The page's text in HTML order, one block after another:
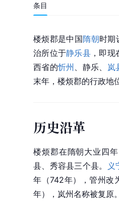
条目
楼烦郡是中国隋朝时期
治所位于静乐县 ，即现
西省的忻州 、静乐、
岚
末年，楼烦郡的行政地
历史沿革
楼烦郡在隋朝大业四
县、秀容县三个县。
义
年（742年），管州改
年），岚州名称被复原